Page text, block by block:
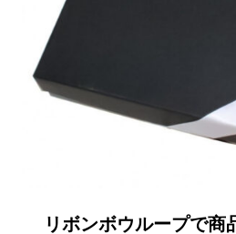
リボンボウループで商